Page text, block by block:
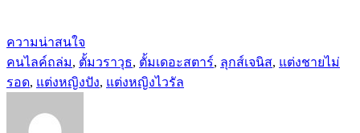
ความน่าสนใจ
คนไลค์ถล่ม, ตั้มวราวุธ, ตั้มเดอะสตาร์, ลุกส์เจนิส, แต่งชายไม่
รอด, แต่งหญิงปัง, แต่งหญิงไวรัล